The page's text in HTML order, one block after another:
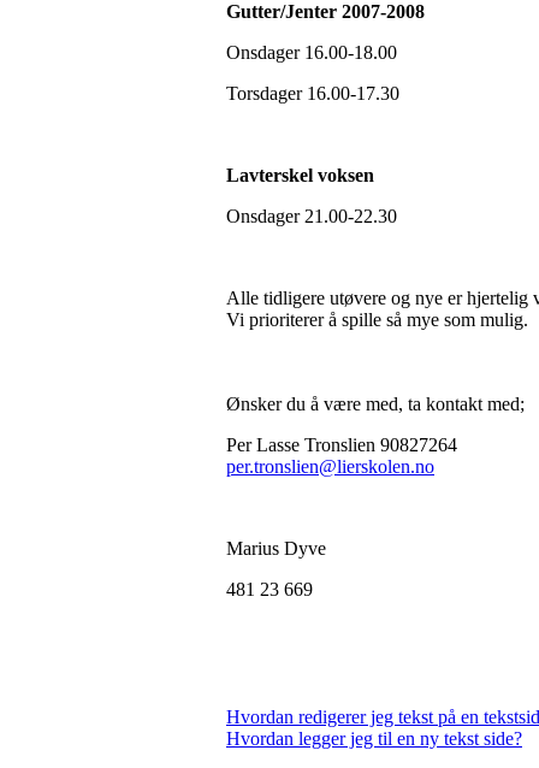
Gutter/Jenter 2007-2008
Onsdager 16.00-18.00
Torsdager 16.00-17.30
Lavterskel voksen
Onsdager 21.00-22.30
Alle tidligere utøvere og nye er hjertelig
Vi prioriterer å spille så mye som mulig.
Ønsker du å være med, ta kontakt med;
Per Lasse Tronslien 90827264
per.tronslien@lierskolen.no
Marius Dyve
481 23 669
Hvordan redigerer jeg tekst på en
Hvordan legger jeg til en ny tekst side?